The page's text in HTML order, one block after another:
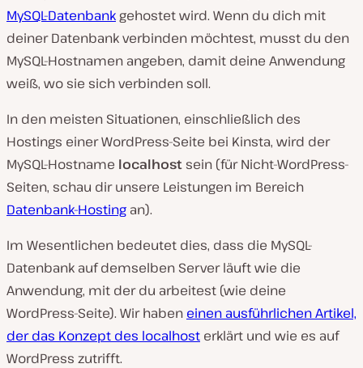
MySQL-Datenbank gehostet wird. Wenn du dich mit
deiner Datenbank verbinden möchtest, musst du den
MySQL-Hostnamen angeben, damit deine Anwendung
weiß, wo sie sich verbinden soll.
In den meisten Situationen, einschließlich des
Hostings einer WordPress-Seite bei Kinsta, wird der
MySQL-Hostname localhost sein (für Nicht-WordPress-
Seiten, schau dir unsere Leistungen im Bereich
Datenbank-Hosting an).
Im Wesentlichen bedeutet dies, dass die MySQL-
Datenbank auf demselben Server läuft wie die
Anwendung, mit der du arbeitest (wie deine
WordPress-Seite). Wir haben einen ausführlichen Artikel,
der das Konzept des localhost erklärt und wie es auf
WordPress zutrifft.